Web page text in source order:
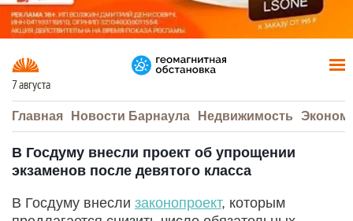
7 августа
Главная Новости Барнаула Недвижимость
В Госдуму внесли проект об упрощении
экзаменов после девятого класса
В Госдуму внесли законопроект, которым